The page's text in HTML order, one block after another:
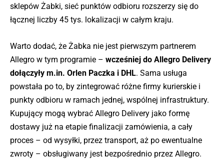
sklepów Żabki, sieć punktów odbioru rozszerzy się do
łącznej liczby 45 tys. lokalizacji w całym kraju.
Warto dodać, że Żabka nie jest pierwszym partnerem
Allegro w tym programie – wcześniej do Allegro Delivery
dołączyły m.in. Orlen Paczka i DHL. Sama usługa
powstała po to, by zintegrować różne firmy kurierskie i
punkty odbioru w ramach jednej, wspólnej infrastruktury.
Kupujący mogą wybrać Allegro Delivery jako formę
dostawy już na etapie finalizacji zamówienia, a cały
proces – od wysyłki, przez transport, aż po ewentualne
zwroty – obsługiwany jest bezpośrednio przez Allegro.